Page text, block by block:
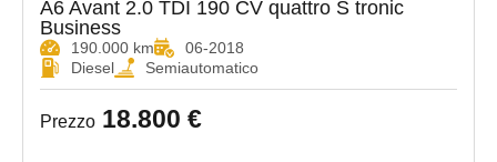
A6 Avant 2.0 TDI 190 CV quattro S tronic
Business
190.000 km
06-2018
Diesel
Semiautomatico
Prezzo 18.800 €